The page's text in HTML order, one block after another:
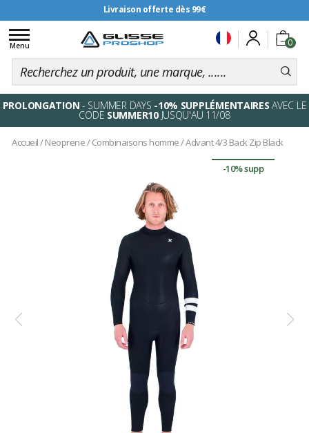
Livraison offerte dès 99€
0
Toggle
navigation
Menu
PROLONGATION - SUMMER DAYS -10% SUPPLÉMENTAIRES AVEC LE
CODE SUMMER10JUSQU'AU 11/08
Accueil/Neoprene/Combinaisons homme/Advant 4/3 Back Zip Black
-10% supp